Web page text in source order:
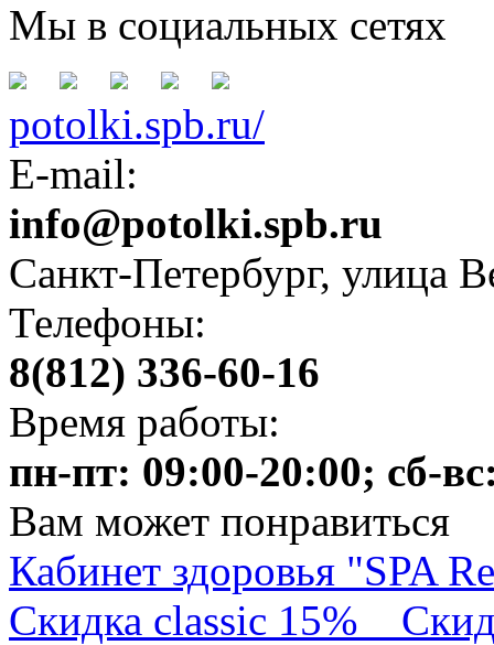
Мы в социальных сетях
potolki.spb.ru/
E-mail:
info@potolki.spb.ru
Санкт-Петербург, улица
Телефоны:
8(812) 336-60-16
Время работы:
пн-пт: 09:00-20:00; сб-
Вам может понравиться
Кабинет здоровья "SPA
Скидка classic 15%